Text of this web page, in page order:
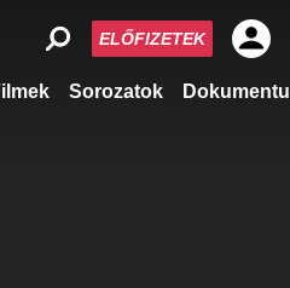
Sorozatok
ELŐFIZETEK